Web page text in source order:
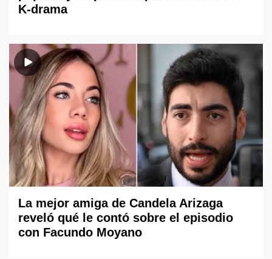
K-drama
La mejor amiga de Candela Arizaga
reveló qué le contó sobre el episodio
con Facundo Moyano